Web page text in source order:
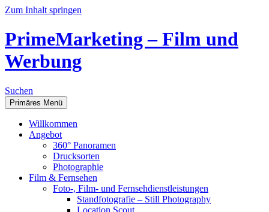
Zum Inhalt springen
PrimeMarketing – Film und
Werbung
Suchen
Primäres Menü
Willkommen
Angebot
360° Panoramen
Drucksorten
Photographie
Film & Fernsehen
Foto-, Film- und Fernsehdienstleistungen
Standfotografie – Still Photography
Location Scout